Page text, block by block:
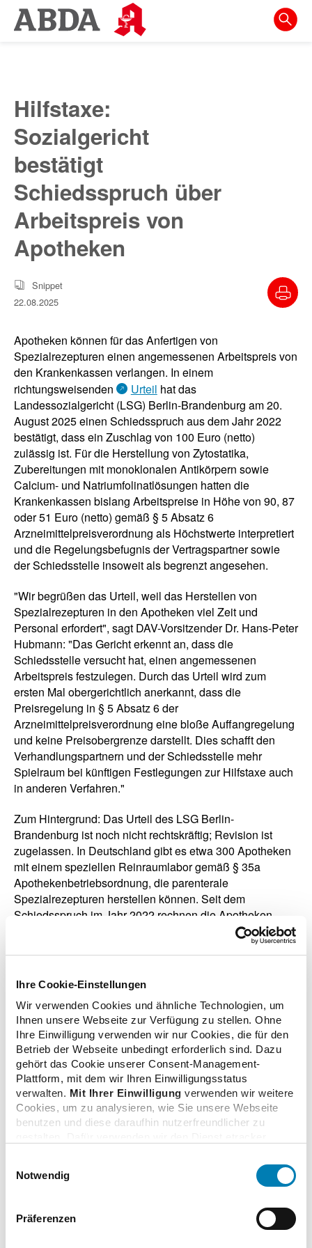
Ihre Cookie-Einstellungen
Wir verwenden Cookies und ähnliche Technologien, um
Ihnen unsere Webseite zur Verfügung zu stellen. Ohne
Ihre Einwilligung verwenden wir nur Cookies, die für den
Betrieb der Webseite unbedingt erforderlich sind. Dazu
gehört das Cookie unserer Consent-Management-
Plattform, mit dem wir Ihren Einwilligungsstatus
verwalten. Mit Ihrer Einwilligung verwenden wir weitere
Cookies, um zu analysieren, wie Sie unsere Webseite
benutzen und diese daraufhin nutzerfreundlicher zu
Adresse und Ihr Surfverhalten verarbeitet. Mit einem
Klick auf „Cookies zulassen“ stimmen Sie der
erforderlichen Cookies zu. Über die Schaltfläche „Nur
notwendige Cookies verwenden“ können Sie die nicht
Notwendig
Präferenzen
Springe
direkt
zur
Meta-
Navigation
Inhalt
zur
Suche
Hilfstaxe:
Sozialgericht
bestätigt
Schiedsspruch über
Arbeitspreis von
Apotheken
Snippet
22.08.2025
Apotheken können für das Anfertigen von
Spezialrezepturen einen angemessenen Arbeitspreis von
den Krankenkassen verlangen. In einem
richtungsweisenden
Urteil hat das
Landessozialgericht (LSG) Berlin-Brandenburg am 20.
August 2025 einen Schiedsspruch aus dem Jahr 2022
bestätigt, dass ein Zuschlag von 100 Euro (netto)
zulässig ist. Für die Herstellung von Zytostatika,
Zubereitungen mit monoklonalen Antikörpern sowie
Calcium- und Natriumfolinatlösungen hatten die
Krankenkassen bislang Arbeitspreise in Höhe von 90, 87
oder 51 Euro (netto) gemäß § 5 Absatz 6
Arzneimittelpreisverordnung als Höchstwerte interpretiert
und die Regelungsbefugnis der Vertragspartner sowie
der Schiedsstelle insoweit als begrenzt angesehen.
"Wir begrüßen das Urteil, weil das Herstellen von
Spezialrezepturen in den Apotheken viel Zeit und
Personal erfordert", sagt DAV-Vorsitzender Dr. Hans-Peter
Hubmann: "Das Gericht erkennt an, dass die
Schiedsstelle versucht hat, einen angemessenen
Arbeitspreis festzulegen. Durch das Urteil wird zum
ersten Mal obergerichtlich anerkannt, dass die
Preisregelung in § 5 Absatz 6 der
Arzneimittelpreisverordnung eine bloße Auffangregelung
und keine Preisobergrenze darstellt. Dies schafft den
Verhandlungspartnern und der Schiedsstelle mehr
Spielraum bei künftigen Festlegungen zur Hilfstaxe auch
in anderen Verfahren."
Zum Hintergrund: Das Urteil des LSG Berlin-
Brandenburg ist noch nicht rechtskräftig; Revision ist
zugelassen. In Deutschland gibt es etwa 300 Apotheken
mit einem speziellen Reinraumlabor gemäß § 35a
Apothekenbetriebsordnung, die parenterale
Spezialrezepturen herstellen können. Seit dem
Schiedsspruch im Jahr 2022 rechnen die Apotheken
gemäß Schiedsspruch ihre Spezialrezepturen mit je 100
Euro (netto) Arbeitspreis ab. Nach Berechnungen des
den Schiedsspruch für jährlich etwa 3,5 Millionen
betroffene Spezialrezepturen rund 100 Mio. Euro (brutto)
Mehrkosten pro Jahr.
zurück zur Liste
Zusatzinformationen
Verwandte Nachrichten